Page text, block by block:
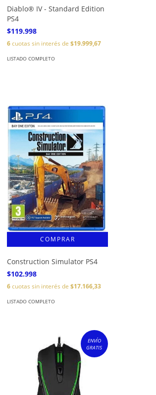
Diablo® IV - Standard Edition
PS4
$119.998
6cuotas sin interés de$19.999,67
LISTADO COMPLETO
Construction Simulator PS4
$102.998
6cuotas sin interés de$17.166,33
LISTADO COMPLETO
ENVÍO
GRATIS